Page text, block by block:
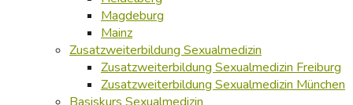
Magdeburg
Mainz
Zusatzweiterbildung Sexualmedizin
Zusatzweiterbildung Sexualmedizin Freiburg
Zusatzweiterbildung Sexualmedizin München
Basiskurs Sexualmedizin